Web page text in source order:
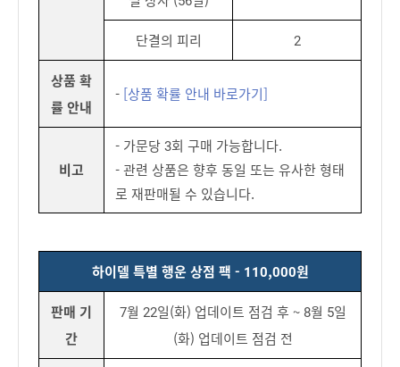
단결의 피리 2
상품 확
률 안내
- [상품 확률 안내 바로가기]
비고
- 가문당 3회 구매 가능합니다.
- 관련 상품은 향후 동일 또는 유사한 형태
로 재판매될 수 있습니다.
하이델 특별 행운 상점 팩 - 110,000원
판매 기
간
7월 22일(화) 업데이트 점검 후 ~ 8월 5일
(화) 업데이트 점검 전